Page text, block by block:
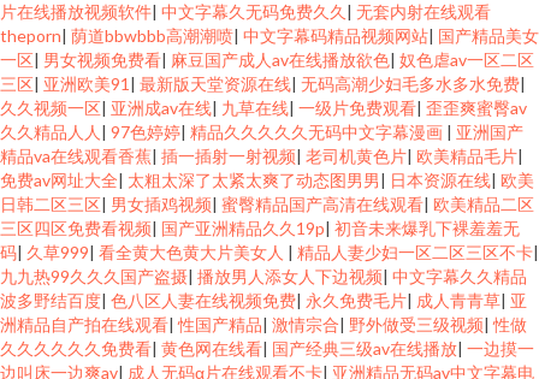
片在线播放视频软件| 中文字幕久无码免费久久 | 无套内射在线观看
theporn| 荫道bbwbbb高潮潮喷| 中文字幕码精品视频网站| 国产精品美女
一区| 男女视频免费看| 麻豆国产成人av在线播放欲色| 奴色虐av一区二区
三区| 亚洲欧美91 | 最新版天堂资源在线| 无码高潮少妇毛多水多水免费|
久久视频一区| 亚洲成av在线| 九草在线| 一级片免费观看| 歪歪爽蜜臀av
久久精品人人 | 97色婷婷| 精品久久久久久无码中文字幕漫画 | 亚洲国产
精品va在线观看香蕉| 插一插射一射视频| 老司机黄色片| 欧美精品毛片|
免费av网址大全| 太粗太深了太紧太爽了动态图男男| 日本资源在线| 欧美
日韩二区三区| 男女插鸡视频| 蜜臀精品国产高清在线观看| 欧美精品二区
三区四区免费看视频| 国产亚洲精品久久19p| 初音未来爆乳下裸羞羞无
码| 久草999| 看全黄大色黄大片美女人 | 精品人妻少妇一区二区三区不卡|
九九热99久久久国产盗摄| 播放男人添女人下边视频| 中文字幕久久精品
波多野结百度| 色八区人妻在线视频免费| 永久免费毛片| 成人青青草| 亚
洲精品自产拍在线观看|性国产精品| 激情宗合| 野外做受三级视频|性做
久久久久久久免费看| 黄色网在线看| 国产经典三级av在线播放| 一边摸一
边叫床一边爽av| 成人无码α片在线观看不卡| 亚洲精品无码av中文字幕电